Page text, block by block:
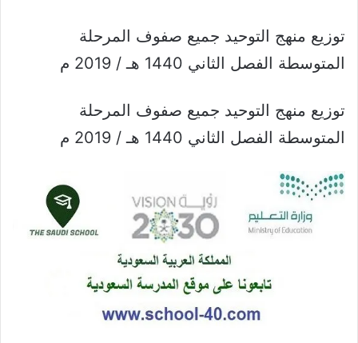
توزيع منهج التوحيد جميع صفوف المرحلة
المتوسطة الفصل الثاني 1440 هـ / 2019 م
توزيع منهج التوحيد جميع صفوف المرحلة
المتوسطة الفصل الثاني 1440 هـ / 2019 م